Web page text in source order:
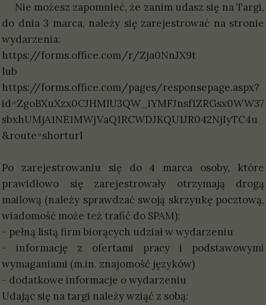
Nie możesz zapomnieć, że zanim udasz się na Targi,
do dnia 3 marca, należy się zarejestrować na stronie
wydarzenia:
https://forms.office.com/r/Zja0NnJX9t
lub
https://forms.office.com/pages/responsepage.aspx?
id=ZgoBXuXzx0CJHMlU3QW_iYMFJnsf1ZRGsx0WW37
sbxhUMjA1NE1MWjVaQ1RCWDJKQU1JR042NjIyTC4u
&route=shorturl
Po zarejestrowaniu się do 4 marca osoby, które
prawidłowo się zarejestrowały otrzymają drogą
mailową (należy sprawdzać swoją skrzynkę pocztową,
wiadomość może też trafić do SPAM):
- pełną listą firm biorących udział w wydarzeniu
- informację z ofertami pracy i podstawowymi
wymaganiami (m.in. znajomość języków)
- dodatkowe informacje o wydarzeniu
Udając się na targi należy wziąć z sobą: